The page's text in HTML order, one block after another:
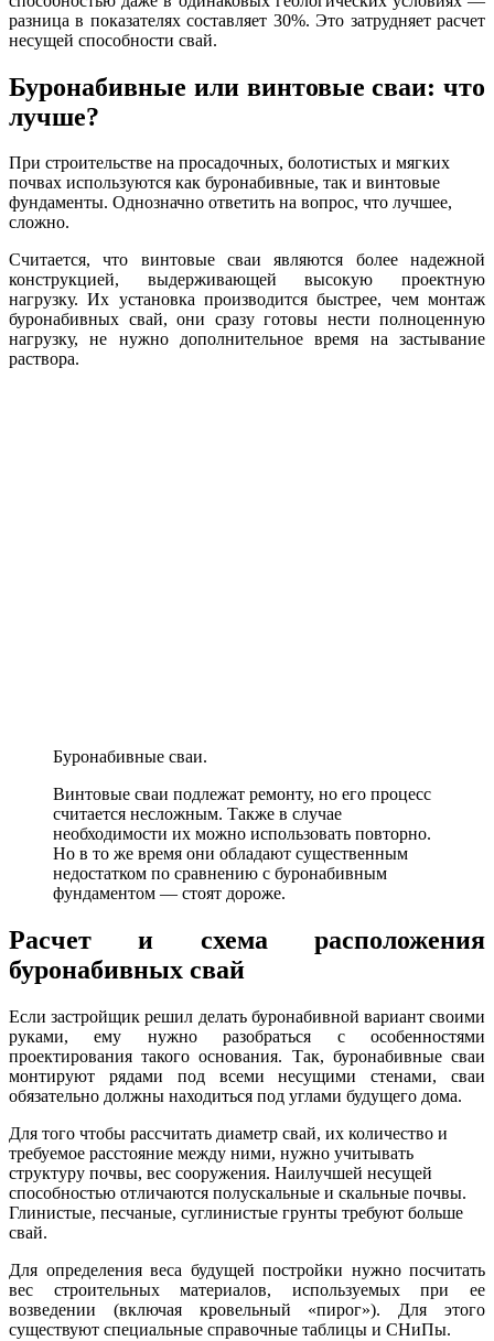
разница в показателях составляет 30%. Это затрудняет расчет
несущей способности свай.
Буронабивные или винтовые сваи: что
лучше?
При строительстве на просадочных, болотистых и мягких
почвах используются как буронабивные, так и винтовые
фундаменты. Однозначно ответить на вопрос, что лучшее,
сложно.
Считается, что винтовые сваи являются более надежной
конструкцией, выдерживающей высокую проектную
нагрузку. Их установка производится быстрее, чем монтаж
буронабивных свай, они сразу готовы нести полноценную
нагрузку, не нужно дополнительное время на застывание
раствора.
Буронабивные сваи.
Винтовые сваи подлежат ремонту, но его процесс
считается несложным. Также в случае
необходимости их можно использовать повторно.
Но в то же время они обладают существенным
недостатком по сравнению с буронабивным
фундаментом — стоят дороже.
Расчет и схема расположения
буронабивных свай
Если застройщик решил делать буронабивной вариант своими
руками, ему нужно разобраться с особенностями
проектирования такого основания. Так, буронабивные сваи
монтируют рядами под всеми несущими стенами, сваи
обязательно должны находиться под углами будущего дома.
Для того чтобы рассчитать диаметр свай, их количество и
требуемое расстояние между ними, нужно учитывать
структуру почвы, вес сооружения. Наилучшей несущей
способностью отличаются полускальные и скальные почвы.
Глинистые, песчаные, суглинистые грунты требуют больше
свай.
Для определения веса будущей постройки нужно посчитать
вес строительных материалов, используемых при ее
возведении (включая кровельный «пирог»). Для этого
существуют специальные справочные таблицы и СНиПы.